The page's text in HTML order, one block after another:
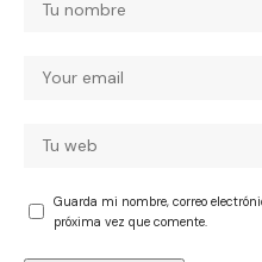
Guarda mi nombre, correo
próxima vez que comente.